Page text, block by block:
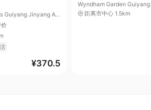
Holiday Inn Express Guiyang Jinyang Avenue by IHG
¥370.5
Wyndham Garden Guiyang
距离市中心 1.5km